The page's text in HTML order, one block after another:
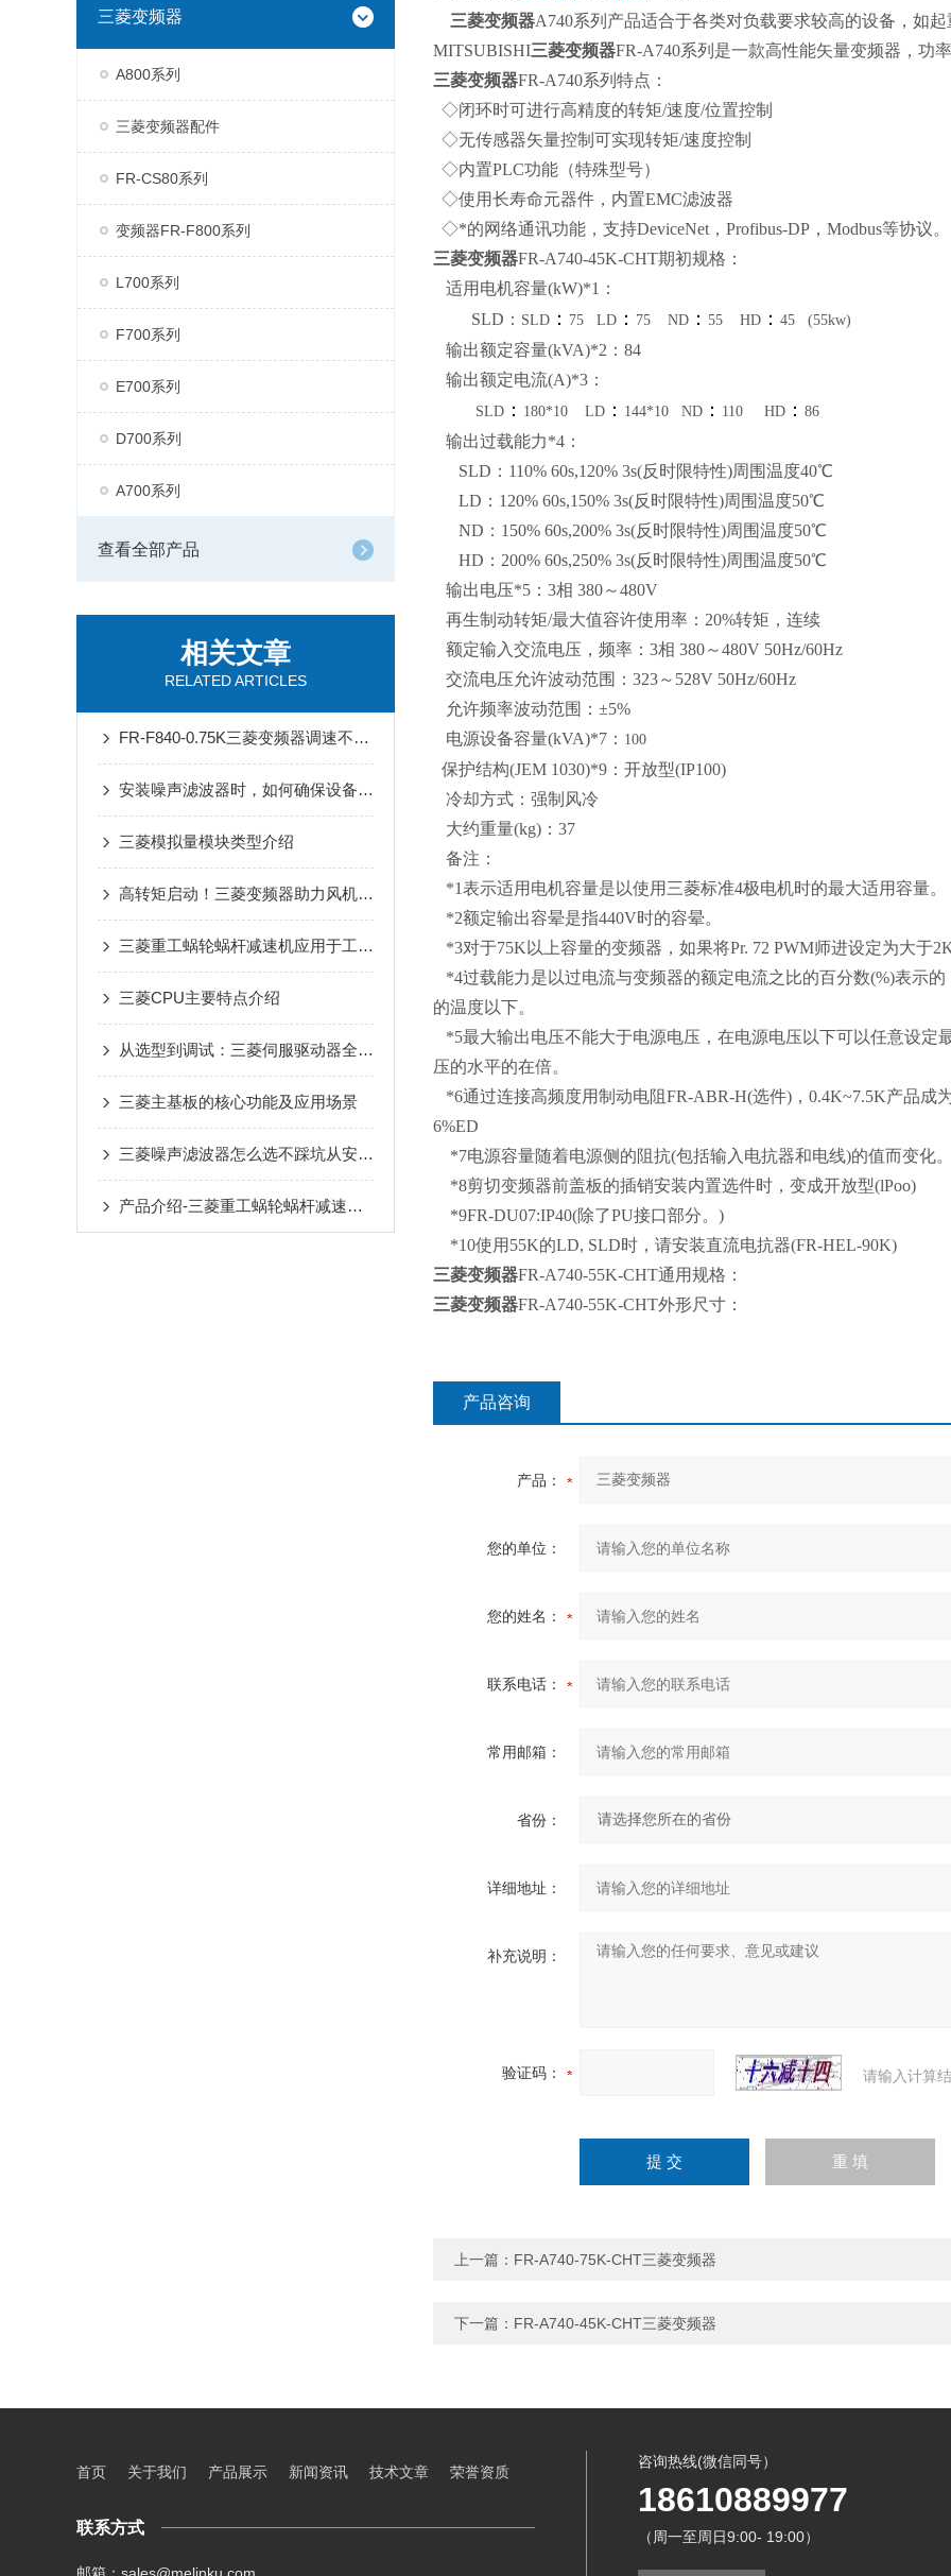
三菱变频器
A800系列
三菱变频器配件
FR-CS80系列
变频器FR-F800系列
L700系列
F700系列
E700系列
D700系列
A700系列
查看全部产品
相关文章
RELATED ARTICLES
FR-F840-0.75K三菱变频器调速不稳？90%是这几个参数没设对
安装噪声滤波器时，如何确保设备安全？
三菱模拟量模块类型介绍
高转矩启动！三菱变频器助力风机、泵类负载高效运行
三菱重工蜗轮蜗杆减速机应用于工业领域
三菱CPU主要特点介绍
从选型到调试：三菱伺服驱动器全流程应用指南，新手也能快速上手
三菱主基板的核心功能及应用场景
三菱噪声滤波器怎么选不踩坑从安装环境到兼容性这些关键参数要关注
产品介绍-三菱重工蜗轮蜗杆减速机SUHA99R-8
三菱变频器A740系列产品适合于各类对负载要求较高的设备，如
MITSUBISHI三菱变频器FR-A740系列是一款高性能矢量变频器，功
三菱变频器FR-A740系列特点：
◇闭环时可进行高精度的转矩/速度/位置控制
◇无传感器矢量控制可实现转矩/速度控制
◇内置PLC功能（特殊型号）
◇使用长寿命元器件，内置EMC滤波器
◇*的网络通讯功能，支持DeviceNet，Profibus-DP，Modbus等协议。
三菱变频器FR-A740-45K-CHT期初规格：
适用电机容量(kW)*1：
SLD： SLD ： 75 LD ： 75 ND ： 55 HD ： 45 (55kw)
输出额定容量(kVA)*2：84
输出额定电流(A)*3：
SLD ： 180*10 LD ： 144*10 ND ： 110 HD ： 86
输出过载能力*4：
SLD：110% 60s,120% 3s(反时限特性)周围温度40℃
LD：120% 60s,150% 3s(反时限特性)周围温度50℃
ND：150% 60s,200% 3s(反时限特性)周围温度50℃
HD：200% 60s,250% 3s(反时限特性)周围温度50℃
输出电压*5：3相 380～480V
再生制动转矩/最大值容许使用率：20%转矩，连续
额定输入交流电压，频率：3相 380～480V 50Hz/60Hz
交流电压允许波动范围：323～528V 50Hz/60Hz
允许频率波动范围：±5%
电源设备容量(kVA)*7： 100
保护结构(JEM 1030)*9：开放型(IP100)
冷却方式：强制风冷
大约重量(kg)：37
备注：
*1表示适用电机容量是以使用三菱标准4极电机时的最大适用容量。
*2额定输出容晕是指440V时的容晕。
*3对于75K以上容量的变频器，如果将Pr. 72 PWM师进设定为大于
*4过载能力是以过电流与变频器的额定电流之比的百分数(%)表示
的温度以下。
*5最大输出电压不能大于电源电压，在电源电压以下可以任意设定
压的水平的在倍。
*6通过连接高频度用制动电阻FR-ABR-H(选件)，0.4K~7.5K产品成
6%ED
*7电源容量随着电源侧的阻抗(包括输入电抗器和电线)的值而变化
*8剪切变频器前盖板的插销安装内置选件时，变成开放型(lPoo)
*9FR-DU07:IP40(除了PU接口部分。)
*10使用55K的LD, SLD时，请安装直流电抗器(FR-HEL-90K)
三菱变频器FR-A740-55K-CHT通用规格：
三菱变频器FR-A740-55K-CHT外形尺寸：
产品咨询
产品：
您的单位：
您的姓名：
联系电话：
常用邮箱：
省份：
详细地址：
补充说明：
验证码： 请输入计算
上一篇： FR-A740-75K-CHT三菱变频器
下一篇： FR-A740-45K-CHT三菱变频器
首页 关于我们 产品展示 新闻资讯 技术文章 荣誉资质
联系方式
咨询热线(微信同号）
18610889977
（周一至周日9:00- 19:00）